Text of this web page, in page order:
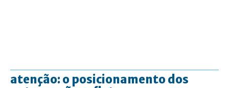
atenção: o posicionamento dos